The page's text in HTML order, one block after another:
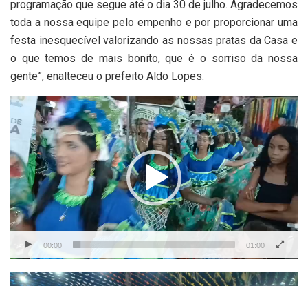
programação que segue até o dia 30 de julho. Agradecemos
toda a nossa equipe pelo empenho e por proporcionar uma
festa inesquecível valorizando as nossas pratas da Casa e
o que temos de mais bonito, que é o sorriso da nossa
gente”, enalteceu o prefeito Aldo Lopes.
Tocador
de
vídeo
00:00 01:00